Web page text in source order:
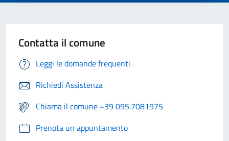
Contatta il comune
Leggi le domande frequenti
Richiedi Assistenza
Chiama il comune +39 095.7081975
Prenota un appuntamento